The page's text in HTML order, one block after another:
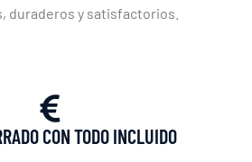
duraderos y satisfactorios.
CON TODO INCLUIDO